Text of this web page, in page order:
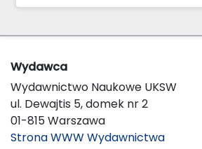
Wydawca
Wydawnictwo Naukowe UKSW
ul. Dewajtis 5, domek nr 2
01-815 Warszawa
Strona WWW Wydawnictwa